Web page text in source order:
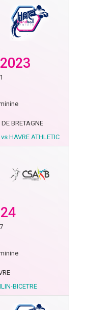
BRETAGNE
HAVRE ATHLETIC
BICETRE